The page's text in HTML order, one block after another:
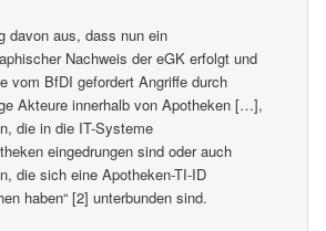
davon aus, dass nun ein
Nachweis der eGK erfolgt und
vom BfDI gefordert Angriffe durch
Akteure innerhalb von Apotheken […],
die in die IT-Systeme
eingedrungen sind oder auch
die sich eine Apotheken-TI-ID
haben“ [2] unterbunden sind.